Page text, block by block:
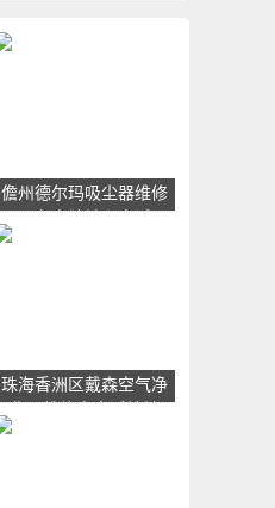
儋州德尔玛吸尘器维修
服务点地址和电话
珠海香洲区戴森空气净
化器维修点电话地址